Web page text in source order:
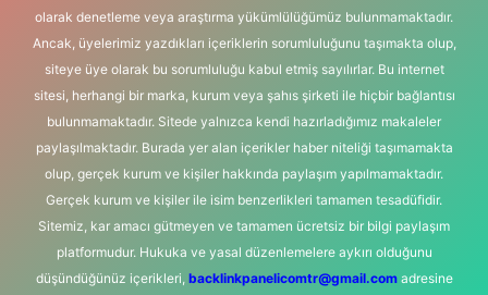
olarak denetleme veya araştırma yükümlülüğümüz bulunmamaktadır.
Ancak, üyelerimiz yazdıkları içeriklerin sorumluluğunu taşımakta olup,
siteye üye olarak bu sorumluluğu kabul etmiş sayılırlar. Bu internet
sitesi, herhangi bir marka, kurum veya şahıs şirketi ile hiçbir bağlantısı
bulunmamaktadır. Sitede yalnızca kendi hazırladığımız makaleler
paylaşılmaktadır. Burada yer alan içerikler haber niteliği taşımamakta
olup, gerçek kurum ve kişiler hakkında paylaşım yapılmamaktadır.
Gerçek kurum ve kişiler ile isim benzerlikleri tamamen tesadüfidir.
Sitemiz, kar amacı gütmeyen ve tamamen ücretsiz bir bilgi paylaşım
platformudur. Hukuka ve yasal düzenlemelere aykırı olduğunu
düşündüğünüz içerikleri, backlinkpanelicomtr@gmail.comadresine